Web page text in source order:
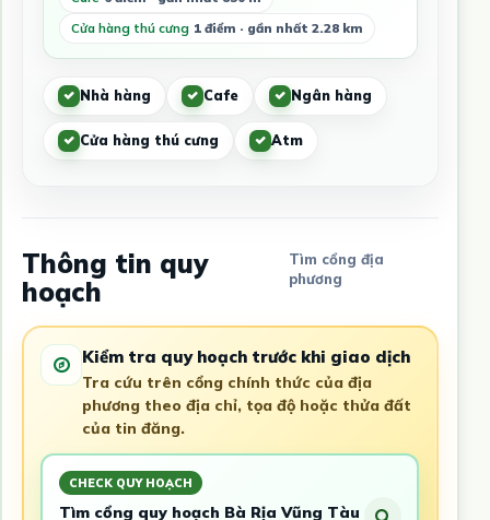
Cửa hàng thú cưng 1 điểm · gần nhất 2.28 km
Nhà hàng Cafe Ngân hàng
Cửa hàng thú cưng Atm
Thông tin quy
hoạch
Tìm cổng địa
phương
Kiểm tra quy hoạch trước khi giao dịch
Tra cứu trên cổng chính thức của địa
phương theo địa chỉ, tọa độ hoặc thửa đất
của tin đăng.
CHECK QUY HOẠCH
Tìm cổng quy hoạch Bà Rịa Vũng Tàu